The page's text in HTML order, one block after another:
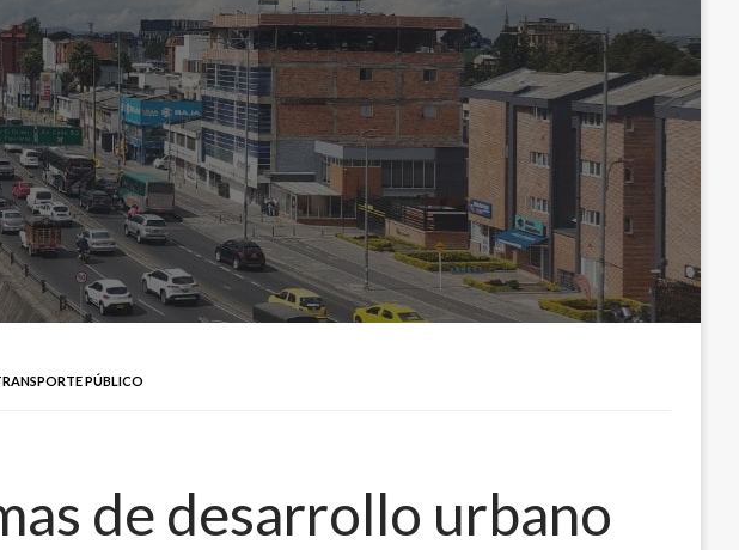
PÚBLICO
de desarrollo urbano